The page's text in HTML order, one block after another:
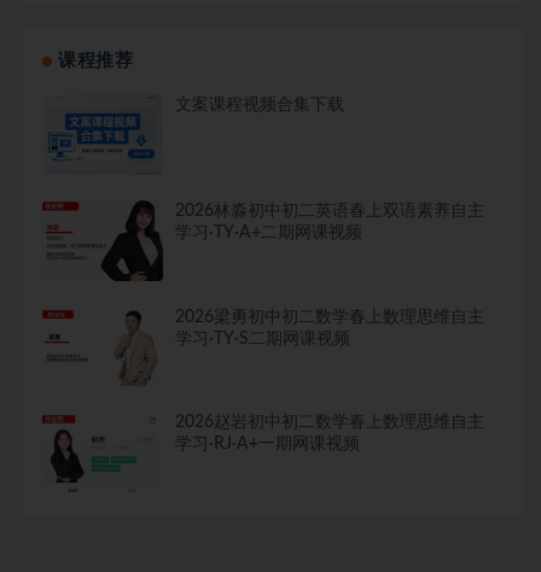
课程推荐
文案课程视频合集下载
2026林淼初中初二英语春上双语素养自主
学习·TY·A+二期网课视频
2026梁勇初中初二数学春上数理思维自主
学习·TY·S二期网课视频
2026赵岩初中初二数学春上数理思维自主
学习·RJ·A+一期网课视频